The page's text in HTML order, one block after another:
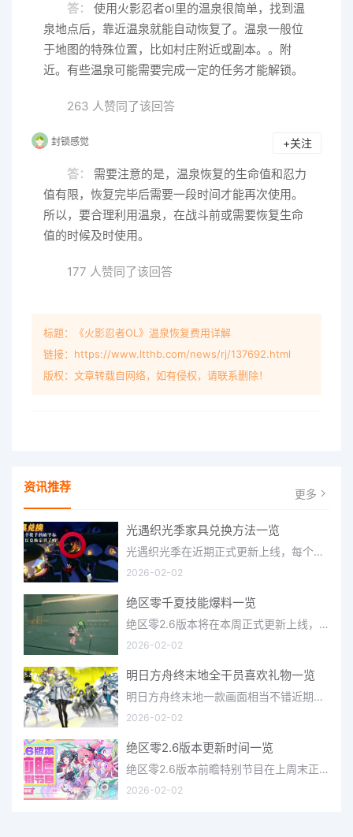
答：
使用火影忍者ol里的温泉很简单，找到温
泉地点后，靠近温泉就能自动恢复了。温泉一般位
于地图的特殊位置，比如村庄附近或副本。。附
近。有些温泉可能需要完成一定的任务才能解锁。
263 人赞同了该回答
封锁感觉 +关注
答：
需要注意的是，温泉恢复的生命值和忍力
值有限，恢复完毕后需要一段时间才能再次使用。
所以，要合理利用温泉，在战斗前或需要恢复生命
值的时候及时使用。
177 人赞同了该回答
标题：《火影忍者OL》温泉恢复费用详解
链接：https://www.ltthb.com/news/rj/137692.html
版权：文章转载自网络，如有侵权，请联系删除！
资讯推荐 更多
光遇织光季家具兑换方法一览
光遇织光季在近期正式更新上线，每个季节都有着许多全新内容和资讯可以让你来体验，不少刚体验的小伙伴想要知道
2026-02-02
绝区零千夏技能爆料一览
绝区零2.6版本将在本周正式更新上线，上周的前瞻直播官方给玩家们带来关于最新版本的卡池信息和相关活动内容，
2026-02-02
明日方舟终末地全干员喜欢礼物一览
明日方舟终末地一款画面相当不错近期非常火爆的大型二次元冒险游戏，这里有相当多好看的干员可以让你来抽取并
2026-02-02
绝区零2.6版本更新时间一览
绝区零2.6版本前瞻特别节目在上周末正式播出，官方给玩家们带来了许多关于最新版本的相关资讯和上线时间，不少
2026-02-02